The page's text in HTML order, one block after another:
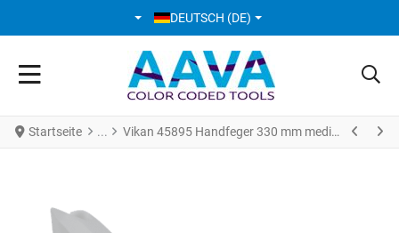
SPRACHE AUSWÄHLEN
DEUTSCH (DE)
Startseite Vikan 45895 Handfeger 330 mm medium Weiß